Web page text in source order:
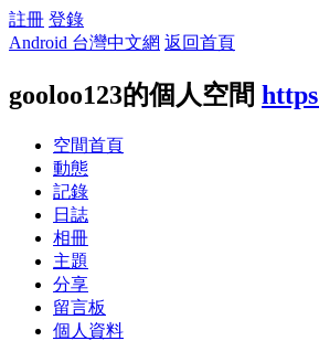
註冊 登錄
Android 台灣中文網 返回首頁
gooloo123的個人空間
空間首頁
動態
記錄
日誌
相冊
主題
分享
留言板
個人資料